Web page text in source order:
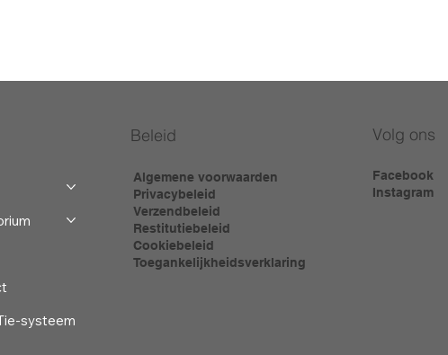
systeem
Beleid
Algemene voorwaarden
Privacybeleid
Verzendbeleid
Restitutiebeleid
Cookiebeleid
Toegankelijkheidsverklaring
Volg ons
Facebook
Instagram